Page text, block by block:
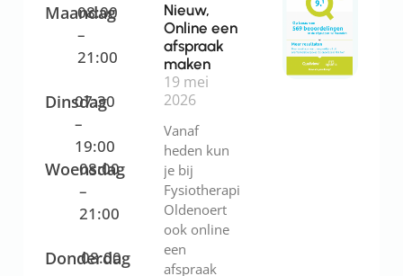
Maandag
08:00
–
21:00
Dinsdag
07:30
–
19:00
Woensdag
08:00
–
21:00
Donderdag
08:00
Nieuw,
Online een
afspraak
maken
19 mei
2026
Vanaf
heden kun
je bij
Fysiotherapie
Oldenoert
ook online
een
afspraak